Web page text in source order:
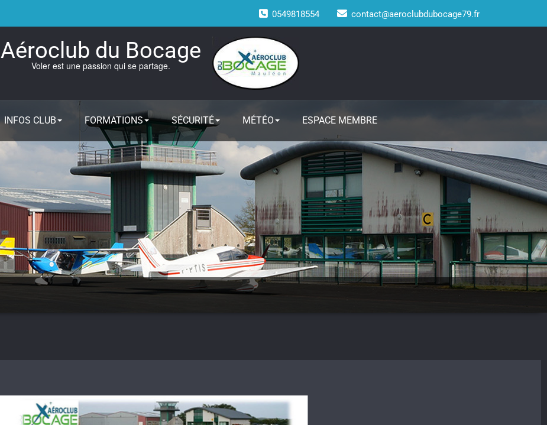
0549818554 contact@aeroclubdubocage79.fr
Aéroclub du Bocage
Voler est une passion qui se partage.
INFOS CLUB FORMATIONS SÉCURITÉ MÉTÉO ESPACE MEMBRE